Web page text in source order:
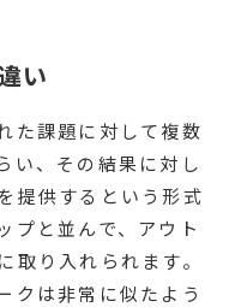
い
た課題に対して複数
い、その結果に対し
提供するという形式
プと並んで、アウト
取り入れられます。
クは非常に似たよう